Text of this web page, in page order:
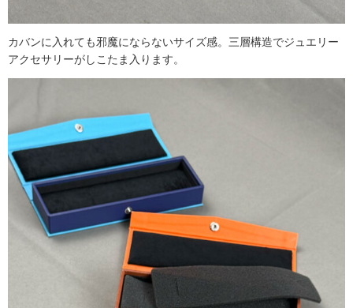
カバンに入れても邪魔にならないサイズ感。三層構造でジュエリー
アクセサリーがしこたま入ります。